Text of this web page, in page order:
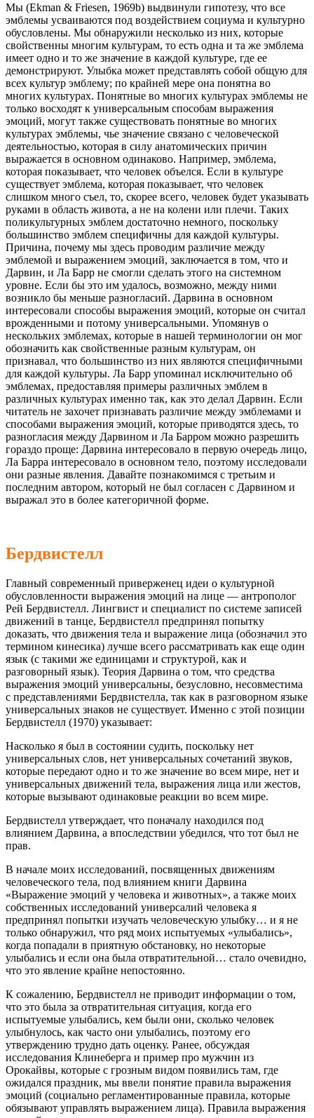
Мы (Ekman & Friesen, 1969b) выдвинули гипотезу, что все
эмблемы усваиваются под воздействием социума и культурно
обусловлены. Мы обнаружили несколько из них, которые
свойственны многим культурам, то есть одна и та же эмблема
имеет одно и то же значение в каждой культуре, где ее
демонстрируют. Улыбка может представлять собой общую для
всех культур эмблему; по крайней мере она понятна во
многих культурах. Понятные во многих культурах эмблемы не
только восходят к универсальным способам выражения
эмоций, могут также существовать понятные во многих
культурах эмблемы, чье значение связано с человеческой
деятельностью, которая в силу анатомических причин
выражается в основном одинаково. Например, эмблема,
которая показывает, что человек объелся. Если в культуре
существует эмблема, которая показывает, что человек
слишком много съел, то, скорее всего, человек будет указывать
руками в область живота, а не на колени или плечи. Таких
поликультурных эмблем достаточно немного, поскольку
большинство эмблем специфичны для каждой культуры.
Причина, почему мы здесь проводим различие между
эмблемой и выражением эмоций, заключается в том, что и
Дарвин, и Ла Барр не смогли сделать этого на системном
уровне. Если бы это им удалось, возможно, между ними
возникло бы меньше разногласий. Дарвина в основном
интересовали способы выражения эмоций, которые он считал
врожденными и потому универсальными. Упомянув о
нескольких эмблемах, которые в нашей терминологии он мог
обозначить как свойственные разным культурам, он
признавал, что большинство из них являются специфичными
для каждой культуры. Ла Барр упоминал исключительно об
эмблемах, предоставляя примеры различных эмблем в
различных культурах именно так, как это делал Дарвин. Если
читатель не захочет признавать различие между эмблемами и
способами выражения эмоций, которые приводятся здесь, то
разногласия между Дарвином и Ла Барром можно разрешить
гораздо проще: Дарвина интересовало в первую очередь лицо,
Ла Барра интересовало в основном тело, поэтому исследовали
они разные явления. Давайте познакомимся с третьим и
последним автором, который не был согласен с Дарвином и
выражал это в более категоричной форме.
Бердвистелл
Главный современный приверженец идеи о культурной
обусловленности выражения эмоций на лице — антрополог
Рей Бердвистелл. Лингвист и специалист по системе записей
движений в танце, Бердвистелл предпринял попытку
доказать, что движения тела и выражение лица (обозначил это
термином кинесика) лучше всего рассматривать как еще один
язык (с такими же единицами и структурой, как и
разговорный язык). Теория Дарвина о том, что средства
выражения эмоций универсальны, безусловно, несовместима
с представлениями Бердвистелла, так как в разговорном языке
универсальных знаков не существует. Именно с этой позиции
Бердвистелл (1970) указывает:
Насколько я был в состоянии судить, поскольку нет
универсальных слов, нет универсальных сочетаний звуков,
которые передают одно и то же значение во всем мире, нет и
универсальных движений тела, выражения лица или жестов,
которые вызывают одинаковые реакции во всем мире.
Бердвистелл утверждает, что поначалу находился под
влиянием Дарвина, а впоследствии убедился, что тот был не
прав.
В начале моих исследований, посвященных движениям
человеческого тела, под влиянием книги Дарвина
«Выражение эмоций у человека и животных», а также моих
собственных исследований универсалий человека я
предпринял попытки изучать человеческую улыбку… и я не
только обнаружил, что ряд моих испытуемых «улыбались»,
когда попадали в приятную обстановку, но некоторые
улыбались и если она была отвратительной… стало очевидно,
что это явление крайне непостоянно.
К сожалению, Бердвистелл не приводит информации о том,
что это была за отвратительная ситуация, когда его
испытуемые улыбались, кем были они, сколько человек
улыбнулось, как часто они улыбались, поэтому его
утверждению трудно дать оценку. Ранее, обсуждая
исследования Клинеберга и пример про мужчин из
Орокайвы, которые с грозным видом появились там, где
ожидался праздник, мы ввели понятие правила выражения
эмоций (социально регламентированные правила, которые
обязывают управлять выражением лица). Правила выражения